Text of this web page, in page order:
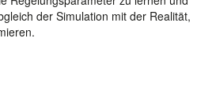
der Simulation mit der Realität,